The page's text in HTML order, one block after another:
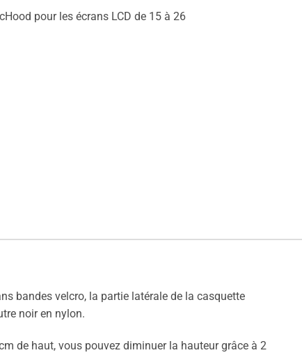
pour les écrans LCD de 15 à 26
bandes velcro, la partie latérale de la casquette
noir en nylon.
de haut, vous pouvez diminuer la hauteur grâce à 2